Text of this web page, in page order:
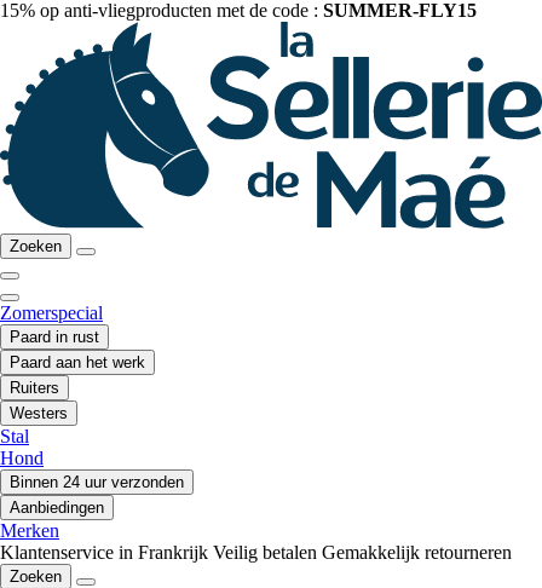
15% op anti-vliegproducten met de code : SUMMER-FLY15
Zoeken
Zomerspecial
Paard in rust
Paard aan het werk
Ruiters
Westers
Stal
Hond
Binnen 24 uur verzonden
Aanbiedingen
Merken
Klantenservice in Frankrijk Veilig betalen Gemakkelijk retourneren
Zoeken